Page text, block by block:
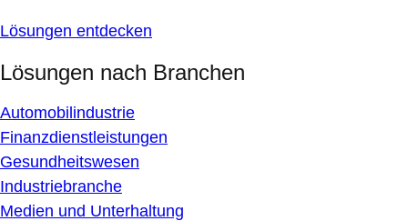
Lösungen entdecken
Lösungen nach Branchen
Automobilindustrie
Finanzdienstleistungen
Gesundheitswesen
Industriebranche
Medien und Unterhaltung